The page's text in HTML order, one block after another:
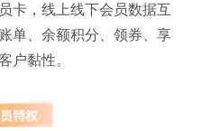
卡，线上线下会员数据互
单、余额积分、领券、享
户黏性。